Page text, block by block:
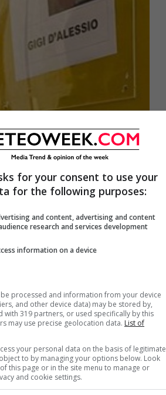
for your consent to use your
for the following purposes:
and content, advertising and content
research and services development
information on a device
processed and information from your device
and other device data) may be stored by,
with 319 partners, or used specifically by this
may use precise geolocation data. List of
your personal data on the basis of legitimate
to by managing your options below. Look
this page or in the site menu to manage or
and cookie settings.